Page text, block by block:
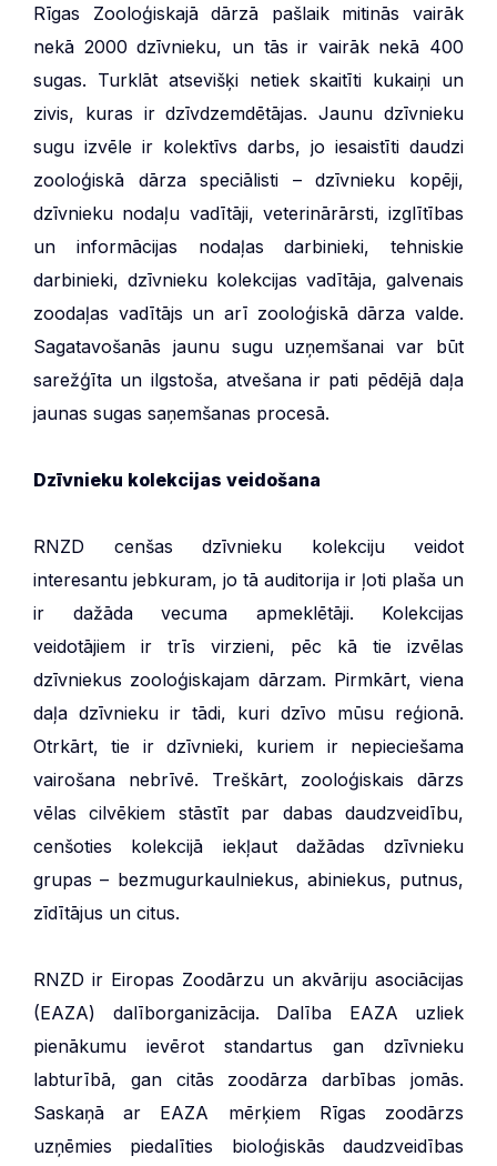
Rīgas Zooloģiskajā dārzā pašlaik mitinās vairāk
nekā 2000 dzīvnieku, un tās ir vairāk nekā 400
sugas. Turklāt atsevišķi netiek skaitīti kukaiņi un
zivis, kuras ir dzīvdzemdētājas. Jaunu dzīvnieku
sugu izvēle ir kolektīvs darbs, jo iesaistīti daudzi
zooloģiskā dārza speciālisti – dzīvnieku kopēji,
dzīvnieku nodaļu vadītāji, veterinārārsti, izglītības
un informācijas nodaļas darbinieki, tehniskie
darbinieki, dzīvnieku kolekcijas vadītāja, galvenais
zoodaļas vadītājs un arī zooloģiskā dārza valde.
Sagatavošanās jaunu sugu uzņemšanai var būt
sarežģīta un ilgstoša, atvešana ir pati pēdējā daļa
jaunas sugas saņemšanas procesā.
Dzīvnieku kolekcijas veidošana
RNZD cenšas dzīvnieku kolekciju veidot
interesantu jebkuram, jo tā auditorija ir ļoti plaša un
ir dažāda vecuma apmeklētāji. Kolekcijas
veidotājiem ir trīs virzieni, pēc kā tie izvēlas
dzīvniekus zooloģiskajam dārzam. Pirmkārt, viena
daļa dzīvnieku ir tādi, kuri dzīvo mūsu reģionā.
Otrkārt, tie ir dzīvnieki, kuriem ir nepieciešama
vairošana nebrīvē. Treškārt, zooloģiskais dārzs
vēlas cilvēkiem stāstīt par dabas daudzveidību,
cenšoties kolekcijā iekļaut dažādas dzīvnieku
grupas – bezmugurkaulniekus, abiniekus, putnus,
zīdītājus un citus.
RNZD ir Eiropas Zoodārzu un akvāriju asociācijas
(EAZA) dalīborganizācija. Dalība EAZA uzliek
pienākumu ievērot standartus gan dzīvnieku
labturībā, gan citās zoodārza darbības jomās.
Saskaņā ar EAZA mērķiem Rīgas zoodārzs
uzņēmies piedalīties bioloģiskās daudzveidības